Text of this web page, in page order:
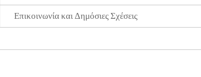
Επικοινωνία και Δημόσιες Σχέσεις